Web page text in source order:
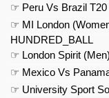
☞ Peru Vs Brazil T20
☞ MI London
HUNDRED_BALL
☞ London Spirit
☞ Mexico Vs
☞ University Sport